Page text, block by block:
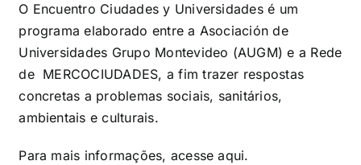
O Encuentro Ciudades y Universidades é um
programa elaborado entre a Asociación de
Universidades Grupo Montevideo (AUGM) e a Rede
de MERCOCIUDADES, a fim trazer respostas
concretas a problemas sociais, sanitários,
ambientais e culturais.
Para mais informações, acesseaqui.